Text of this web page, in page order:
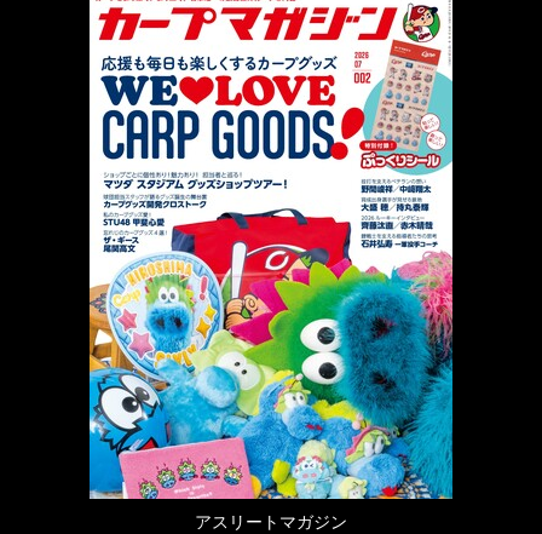
アスリートマガジン